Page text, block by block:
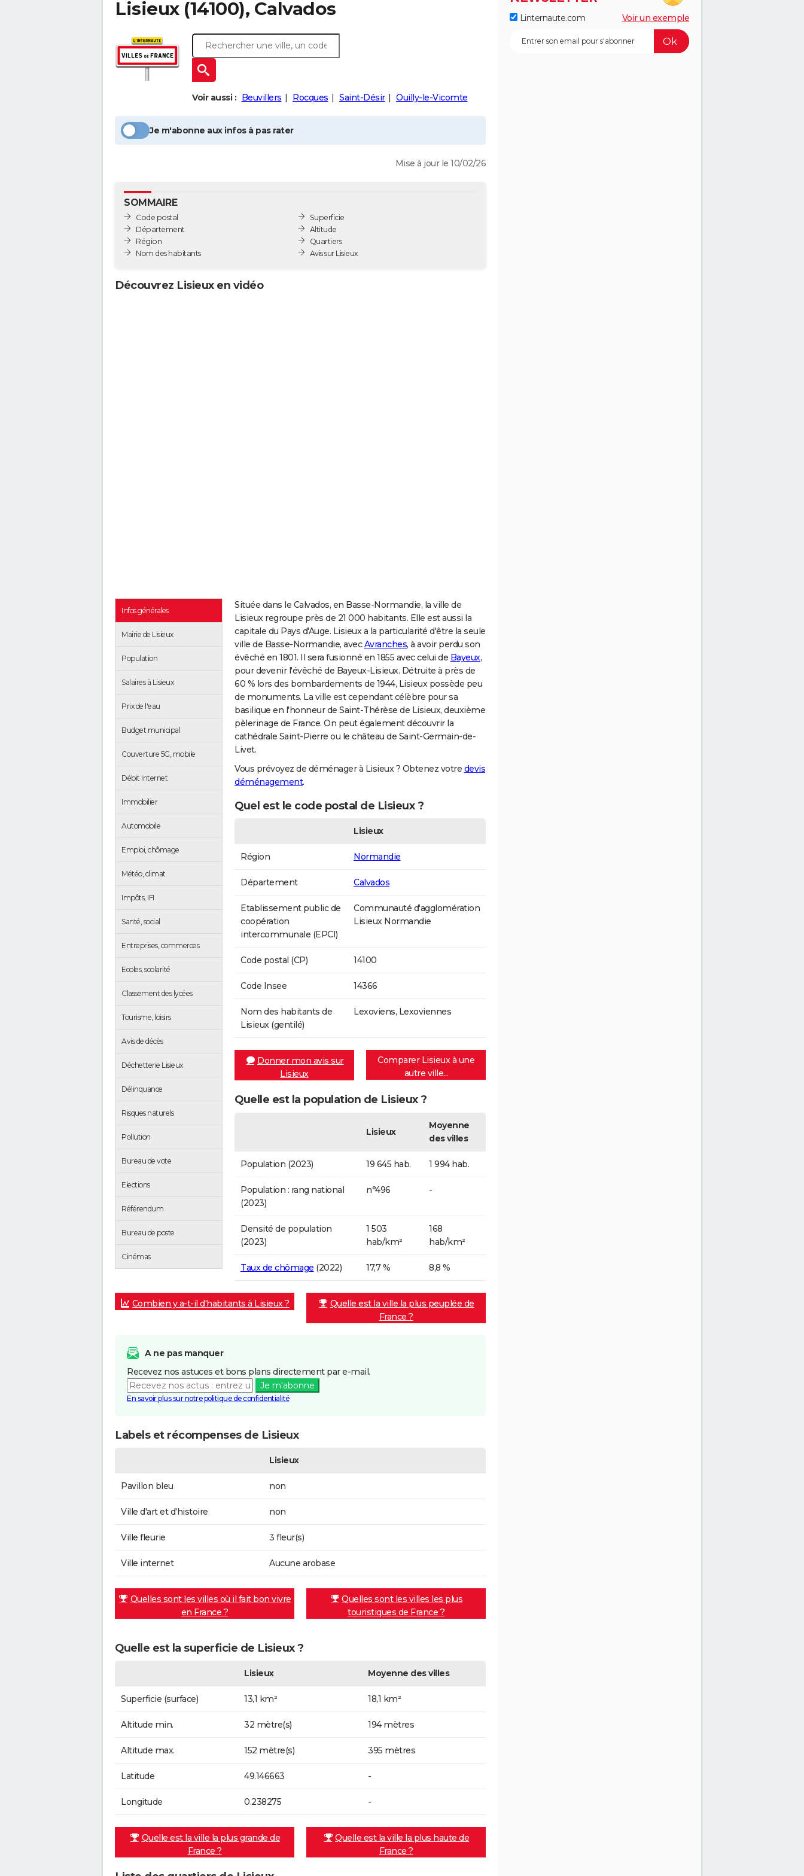
Lisieux(14100), Calvados
Voir aussi : Beuvillers Rocques Saint-Désir Ouilly-le-Vicomte
Je m'abonne aux infos à pas rater
Mise à jour le 10/02/26
SOMMAIRE
Code postal
Département
Région
Nom des habitants
Superficie
Altitude
Quartiers
Avis sur Lisieux
Découvrez Lisieux en vidéo
Infos générales
Mairie de Lisieux
Population
Salaires à Lisieux
Prix de l'eau
Budget municipal
Couverture 5G, mobile
Débit Internet
Immobilier
Automobile
Emploi, chômage
Météo, climat
Impôts, IFI
Santé, social
Entreprises, commerces
Ecoles, scolarité
Classement des lycées
Tourisme, loisirs
Avis de décès
Déchetterie Lisieux
Délinquance
Risques naturels
Pollution
Bureau de vote
Elections
Référendum
Bureau de poste
Cinémas
Située dans le Calvados, en Basse-Normandie, la ville de
Lisieux regroupe près de 21 000 habitants. Elle est aussi la
capitale du Pays d'Auge. Lisieux a la particularité d'être la seule
ville de Basse-Normandie, avecAvranches, à avoir perdu son
évêché en 1801. Il sera fusionné en 1855 avec celui de Bayeux,
pour devenir l'évêché de Bayeux-Lisieux. Détruite à près de
60 % lors des bombardements de 1944, Lisieux possède peu
de monuments. La ville est cependant célèbre pour sa
basilique en l'honneur de Saint-Thérèse de Lisieux, deuxième
pèlerinage de France. On peut également découvrir la
cathédrale Saint-Pierre ou le château de Saint-Germain-de-
Livet.
Vous prévoyez de déménager à Lisieux ? Obtenez votre devis
déménagement.
Quel est le code postal de Lisieux ?
Lisieux
Région Normandie
Département Calvados
Etablissement public de
coopération
intercommunale (EPCI)
Communauté d'agglomération
Lisieux Normandie
Code postal (CP) 14100
Code Insee 14366
Nom des habitants de
Lisieux (gentilé)
Lexoviens, Lexoviennes
Donner mon avis sur
Lisieux
Comparer Lisieux à une
autre ville...
Quelle est la population de Lisieux ?
Lisieux
Moyenne
des villes
Population (2023) 19 645 hab. 1 994 hab.
Population : rang national
(2023)
n°496 -
Densité de population
(2023)
1 503
hab/km²
168
hab/km²
Taux de chômage (2022) 17,7 % 8,8 %
Combien y a-t-il d'habitants à Lisieux ?
Quelle est la ville la plus peuplée de
France ?
A ne pas manquer
Recevez nos astuces et bons plans directement par e-mail.
Je m'abonne
En savoir plus sur notre politique de confidentialité
Labels et récompenses de Lisieux
Lisieux
Pavillon bleu non
Ville d'art et d'histoire non
Ville fleurie 3 fleur(s)
Ville internet Aucune arobase
Quelles sont les villes où il fait bon vivre
en France ?
Quelles sont les villes les plus
touristiques de France ?
Quelle est la superficie de Lisieux ?
Lisieux Moyenne des villes
Superficie (surface) 13,1 km² 18,1 km²
Altitude min. 32 mètre(s) 194 mètres
Altitude max. 152 mètre(s) 395 mètres
Latitude 49.146663 -
Longitude 0.238275 -
Quelle est la ville la plus grande de
France ?
Quelle est la ville la plus haute de
France ?
Linternaute.com Voir un exemple